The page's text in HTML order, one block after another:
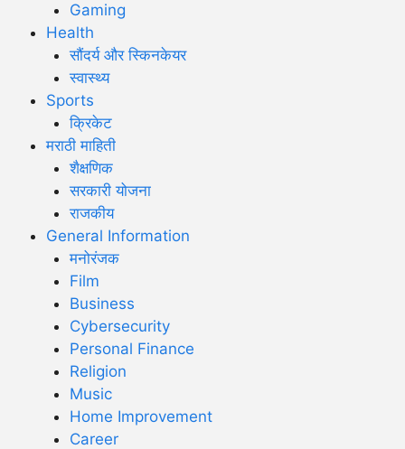
Gaming
Health
सौंदर्य और स्किनकेयर
स्वास्थ्य
Sports
क्रिकेट
मराठी माहिती
शैक्षणिक
सरकारी योजना
राजकीय
General Information
मनोरंजक
Film
Business
Cybersecurity
Personal Finance
Religion
Music
Home Improvement
Career